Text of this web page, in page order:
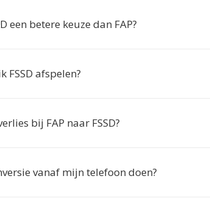
een betere keuze dan FAP?
FSSD afspelen?
bij FAP naar FSSD?
vanaf mijn telefoon doen?